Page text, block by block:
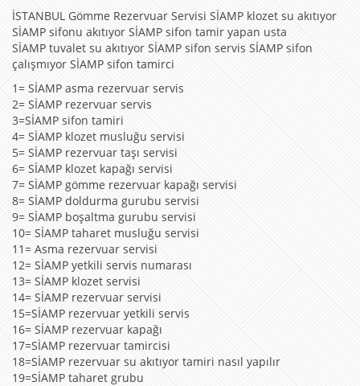
İSTANBUL Gömme Rezervuar Servisi SİAMP klozet su akıtıyor
SİAMP sifonu akıtıyor SİAMP sifon tamir yapan usta
SİAMP tuvalet su akıtıyor SİAMP sifon servis SİAMP sifon
çalışmıyor SİAMP sifon tamirci
1= SİAMP asma rezervuar servis
2= SİAMP rezervuar servis
3=SİAMP sifon tamiri
4= SİAMP klozet musluğu servisi
5= SİAMP rezervuar taşı servisi
6= SİAMP klozet kapağı servisi
7= SİAMP gömme rezervuar kapağı servisi
8= SİAMP doldurma gurubu servisi
9= SİAMP boşaltma gurubu servisi
10= SİAMP taharet musluğu servisi
11= Asma rezervuar servisi
12= SİAMP yetkili servis numarası
13= SİAMP klozet servisi
14= SİAMP rezervuar servisi
15=SİAMP rezervuar yetkili servis
16= SİAMP rezervuar kapağı
17=SİAMP rezervuar tamircisi
18=SİAMP rezervuar su akıtıyor tamiri nasıl yapılır
19=SİAMP taharet grubu